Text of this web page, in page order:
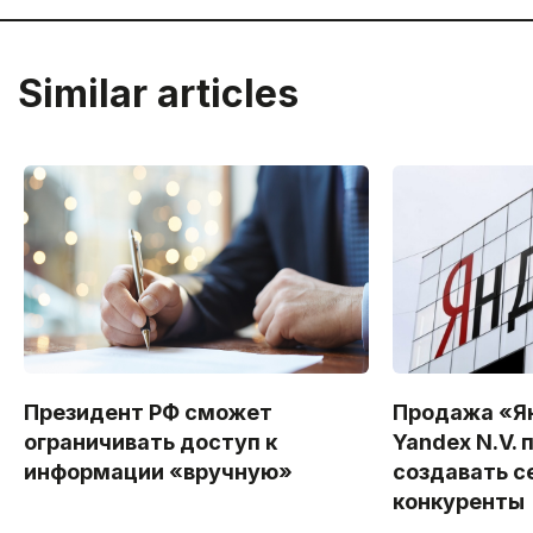
Similar articles
Президент РФ сможет
ограничивать доступ к
информации «вручную»
Продажа
Yandex N.V.
создавать
конкуренты